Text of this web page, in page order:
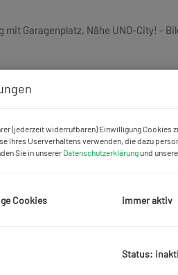
(jederzeit widerrufbaren) Einwilligung Cookies
Ihres Userverhaltens verwenden, die dazu
Sie in unserer Datenschutzerklärungund
Cookies immer aktiv
Status: